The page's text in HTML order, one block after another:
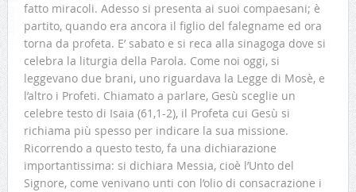
fatto miracoli. Adesso si presenta ai suoi compaesani; è
partito, quando era ancora il figlio del falegname ed ora
torna da profeta. E’ sabato e si reca alla sinagoga dove si
celebra la liturgia della Parola. Come noi oggi, si
leggevano due brani, uno riguardava la Legge di Mosè, e
l’altro i Profeti. Chiamato a parlare, Gesù sceglie un
celebre testo di Isaia (61,1-2), il Profeta cui Gesù si
richiama più spesso per indicare la sua missione.
Ricorrendo a questo testo, fa una dichiarazione
importantissima: si dichiara Messia, cioè l’Unto del
Signore, come venivano unti con l’olio di consacrazione i